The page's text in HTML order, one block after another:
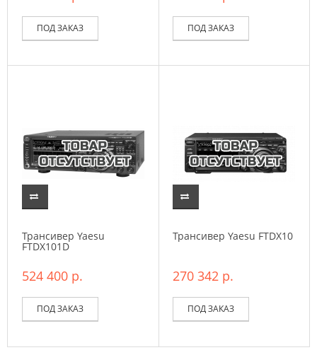
ПОД ЗАКАЗ ПОД ЗАКАЗ
Трансивер Yaesu
FTDX101D
524 400 р.
ПОД ЗАКАЗ
Трансивер Yaesu FTDX10
270 342 р.
ПОД ЗАКАЗ